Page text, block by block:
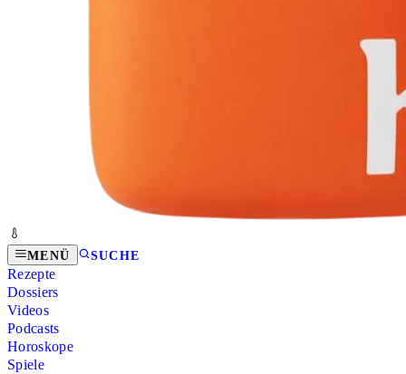
MENÜ SUCHE
Rezepte
Dossiers
Videos
Podcasts
Horoskope
Spiele